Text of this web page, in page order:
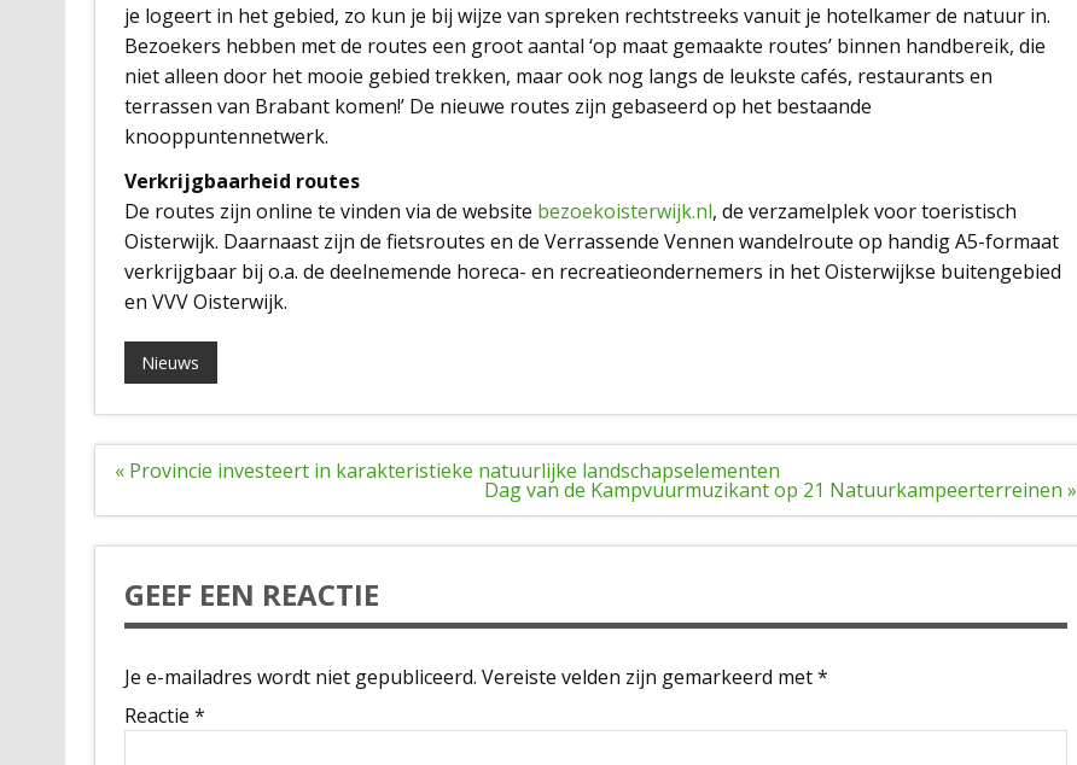
je logeert in het gebied, zo kun je bij wijze van spreken rechtstreeks vanuit je hotelkamer de natuur in.
Bezoekers hebben met de routes een groot aantal ‘op maat gemaakte routes’ binnen handbereik, die
niet alleen door het mooie gebied trekken, maar ook nog langs de leukste cafés, restaurants en
terrassen van Brabant komen!’ De nieuwe routes zijn gebaseerd op het bestaande
knooppuntennetwerk.
Verkrijgbaarheid routes
De routes zijn online te vinden via de website bezoekoisterwijk.nl, de verzamelplek voor toeristisch
Oisterwijk. Daarnaast zijn de fietsroutes en de Verrassende Vennen wandelroute op handig A5-formaat
verkrijgbaar bij o.a. de deelnemende horeca- en recreatieondernemers in het Oisterwijkse buitengebied
en VVV Oisterwijk.
Nieuws
Bericht
« Provincie investeert in karakteristieke natuurlijke landschapselementen
Dag van de Kampvuurmuzikant op 21 Natuurkampeerterreinen »
GEEF EEN REACTIE
Je e-mailadres wordt niet gepubliceerd. Vereiste velden zijn gemarkeerd met*
Reactie *